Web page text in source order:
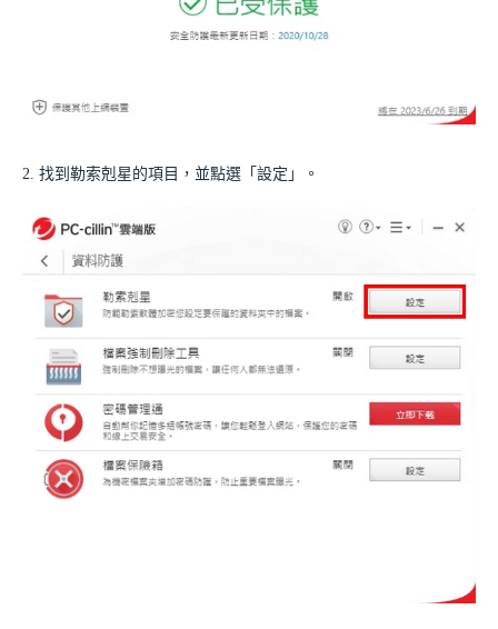
2. 找到勒索剋星的項目，並點選「設定」。